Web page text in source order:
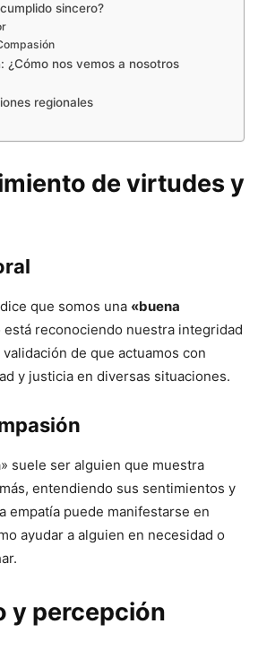
sincero?
¿Cómo nos vemos a nosotros
regionales
de virtudes y
que somos una «buena
está reconociendo nuestra integridad
de que actuamos con
y justicia en diversas situaciones.
suele ser alguien que muestra
entendiendo sus sentimientos y
empatía puede manifestarse en
ayudar a alguien en necesidad o
y percepción